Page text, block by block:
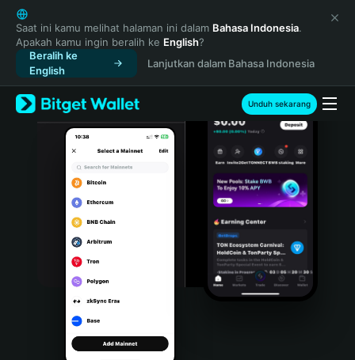
English
日本語
Tiếng Việt
Русский
Español (Latinoamérica)
Türkçe
Italiano
Português (Portugal)
Bahasa Indonesia
Português (Brasil)
Español (Argentina)
Saat ini kamu melihat halaman ini dalam Bahasa Indonesia.
Apakah kamu ingin beralih ke English?
Beralih ke
English
Lanjutkan dalam Bahasa Indonesia
Unduh sekarang